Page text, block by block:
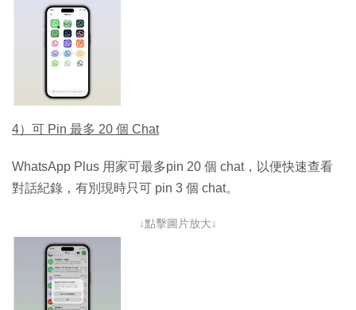
4）可 Pin 最多 20 個 Chat
WhatsApp Plus 用家可最多pin 20 個 chat，以便快速查看
對話紀錄，有別現時只可 pin 3 個 chat。
↓點擊圖片放大↓